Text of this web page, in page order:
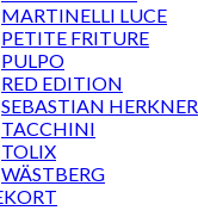
MARTINELLI LUCE
PETITE FRITURE
PULPO
RED EDITION
SEBASTIAN HERKNER
TACCHINI
TOLIX
WÄSTBERG